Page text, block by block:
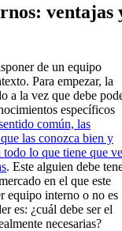
ventajas
de un equipo
Para empezar, la
a la vez que debe
específicos
común, las
las conozca bien y
todo lo que tiene que
. Este alguien debe
en el que este
equipo interno o no es
es: ¿cuál debe ser el
necesarias?